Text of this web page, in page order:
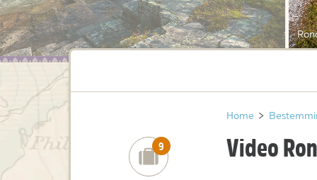
Home >
Video
number_of_trips:
9